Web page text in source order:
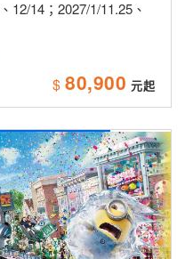
環球5日~住吉大社．
鐵．採果樂．環球影
$27,900